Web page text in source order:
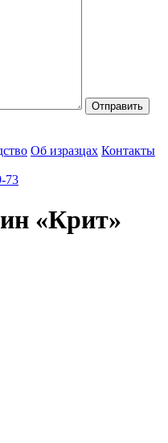
Об изразцах Контакты
73
«Крит»